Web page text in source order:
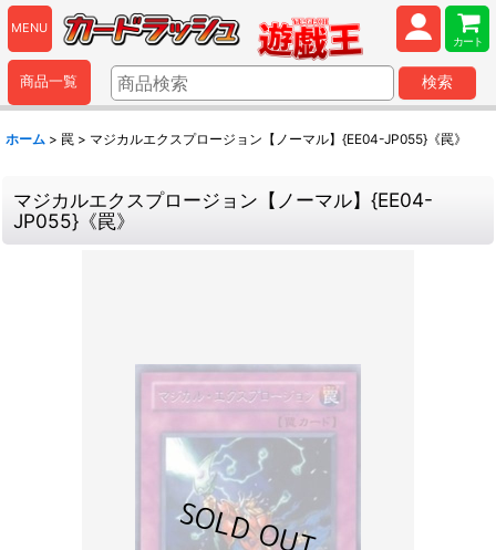
MENU
カート
商品一覧 検索
ホーム > 罠 > マジカルエクスプロージョン【ノーマル】{EE04-JP055}《罠》
マジカルエクスプロージョン【ノーマル】{EE04-
JP055}《罠》